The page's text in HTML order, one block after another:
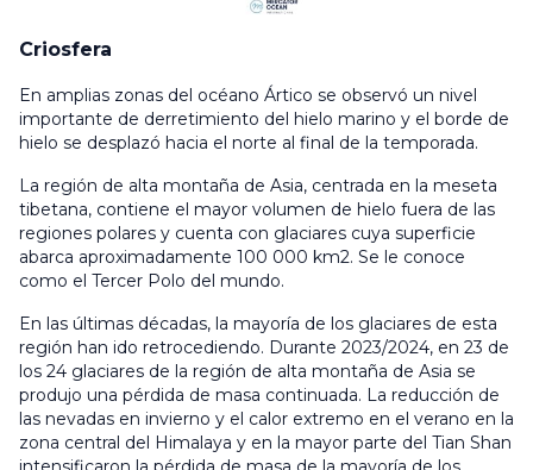
Criosfera
En amplias zonas del océano Ártico se observó un nivel
importante de derretimiento del hielo marino y el borde de
hielo se desplazó hacia el norte al final de la temporada.
La región de alta montaña de Asia, centrada en la meseta
tibetana, contiene el mayor volumen de hielo fuera de las
regiones polares y cuenta con glaciares cuya superficie
abarca aproximadamente 100 000 km2. Se le conoce
como el Tercer Polo del mundo.
En las últimas décadas, la mayoría de los glaciares de esta
región han ido retrocediendo. Durante 2023/2024, en 23 de
los 24 glaciares de la región de alta montaña de Asia se
produjo una pérdida de masa continuada. La reducción de
las nevadas en invierno y el calor extremo en el verano en la
zona central del Himalaya y en la mayor parte del Tian Shan